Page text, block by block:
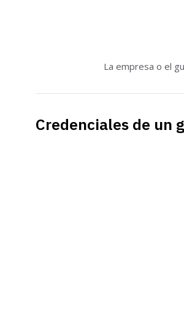
La empresa o el
Credenciales de un